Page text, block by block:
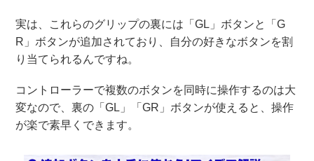
実は、これらのグリップの裏には「GL」ボタンと「G
R」ボタンが追加されており、自分の好きなボタンを割
り当てられるんですね。
コントローラーで複数のボタンを同時に操作するのは大
変なので、裏の「GL」「GR」ボタンが使えると、操作
が楽で素早くできます。